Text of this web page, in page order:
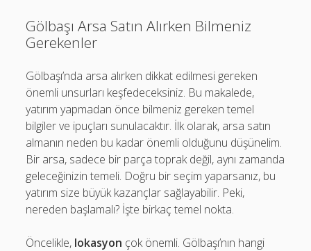
Sayfa Listesi
Instagram Gizli Hesap Görme Forumu
Sayfa Listesi
Gölbaşı Arsa Satın Alırken Bilmeniz
Gerekenler
Gölbaşı’nda arsa alırken dikkat edilmesi gereken
önemli unsurları keşfedeceksiniz. Bu makalede,
yatırım yapmadan önce bilmeniz gereken temel
bilgiler ve ipuçları sunulacaktır. İlk olarak, arsa satın
almanın neden bu kadar önemli olduğunu düşünelim.
Bir arsa, sadece bir parça toprak değil, aynı zamanda
geleceğinizin temeli. Doğru bir seçim yaparsanız, bu
yatırım size büyük kazançlar sağlayabilir. Peki,
nereden başlamalı? İşte birkaç temel nokta.
Öncelikle, lokasyon çok önemli. Gölbaşı’nın hangi